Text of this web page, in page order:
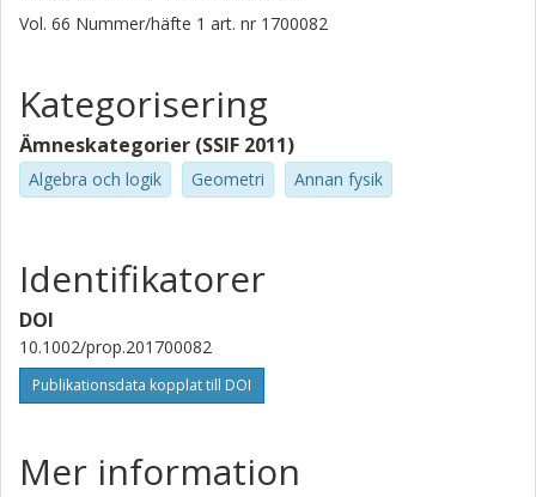
Vol. 66 Nummer/häfte 1 art. nr 1700082
Kategorisering
Ämneskategorier (SSIF 2011)
Algebra och logik Geometri Annan fysik
Identifikatorer
DOI
10.1002/prop.201700082
Publikationsdata kopplat till DOI
Mer information